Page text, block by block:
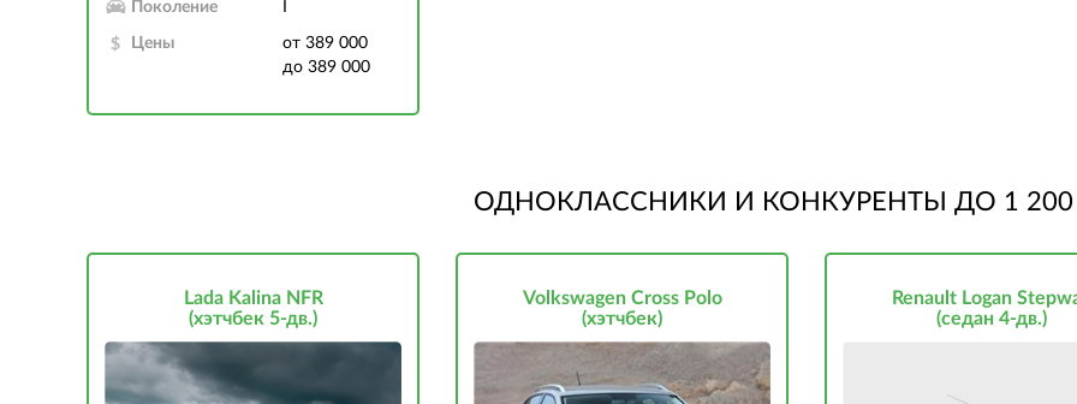
Поколение
Цены
от 389 000
до 389 000
ОДНОКЛАССНИКИ И КОНКУРЕНТЫ ДО 1 200
Lada Kalina NFR
(хэтчбек 5-дв.)
Volkswagen Cross Polo
(хэтчбек)
Renault Logan
(седан 4-дв.)